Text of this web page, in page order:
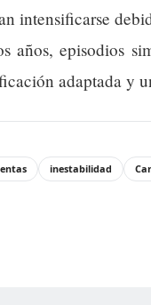
intensificarse
años, episodios
adaptada y
inestabilidad